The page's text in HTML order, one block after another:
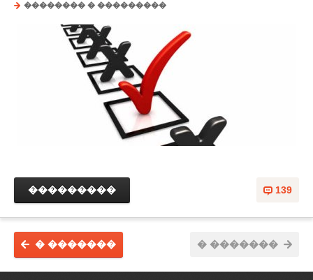
�������� � ���������
139
���������
� �������
� �������